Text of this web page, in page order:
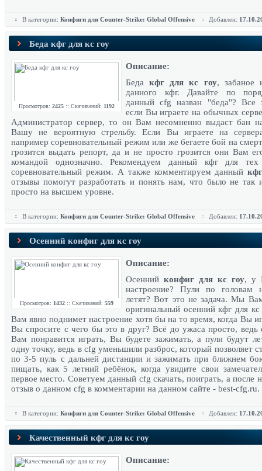
В категории: Конфиги для Counter-Strike: Global Offensive Добавлен:
Беда кфг для кс гоу
Просмотров: 2425:: Скачиваний: 1192
Описание:
Бедакфг для кс гоу, забаное
данного кфг. Давайте по
данный cfg назван "беда"? Все
если Вы играете на обычных
Администратор сервер, то он Вам несомненно выдаст бан
Вашу не вероятную стрельбу. Если Вы играете на
например соревновательный режим или же бегаете бой на
грозится выдать репорт, да и не просто грозится они Вам
командой однозначно. Рекомендуем данный кфг для
соревновательный режим. А также комментируем данный
отзывы помогут разработать и понять нам, что было не так
просто на высшем уровне.
В категории: Конфиги для Counter-Strike: Global Offensive Добавлен:
Осенний конфиг для кс гоу
Просмотров: 1432:: Скачиваний: 559
Описание:
Осенний конфиг для кс гоу, у
настроение? Пули по головам
летят? Вот это не задача. Мы
оригинальный осенний кфг для кс
Вам явно поднимет настроение хотя бы на то время, когда Вы
Вы спросите с чего бы это в друг? Всё до ужаса просто,
Вам понравится играть, Вы будете зажимать, а пули будут
одну точку, ведь в cfg уменьшили разброс, который позволяет
по 3-5 пуль с дальней дистанции и зажимать при ближнем
пищать, как 5 летний ребёнок, когда увидите свои
первое место. Советуем данный cfg скачать, поиграть, а после
отзыв о данном cfg в комментарии на данном сайте - best-cfg.ru.
В категории: Конфиги для Counter-Strike: Global Offensive Добавлен:
Качественный кфг для кс гоу
Описание: